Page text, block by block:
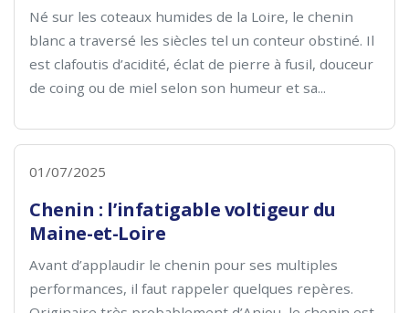
Né sur les coteaux humides de la Loire, le chenin
blanc a traversé les siècles tel un conteur obstiné. Il
est clafoutis d’acidité, éclat de pierre à fusil, douceur
de coing ou de miel selon son humeur et sa...
01/07/2025
Chenin : l’infatigable voltigeur du
Maine-et-Loire
Avant d’applaudir le chenin pour ses multiples
performances, il faut rappeler quelques repères.